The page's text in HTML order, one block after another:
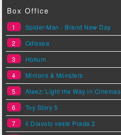
Box Office
1
Spider-Man - Brand New Day
2
Odissea
3
Hokum
4
Minions & Monsters
5
Ateez: Light the Way in Cinemas
6
Toy Story 5
7
Il Diavolo veste Prada 2